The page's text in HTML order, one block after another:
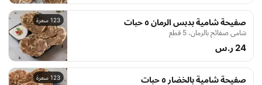
123 سعرة صفيحة شامية بدبس الرمان ٥ حبات
شامي صفائح بالرمان، 5 قطع
24 ر.س
123 سعرة صفيحة شامية بالخضار ٥ حبات